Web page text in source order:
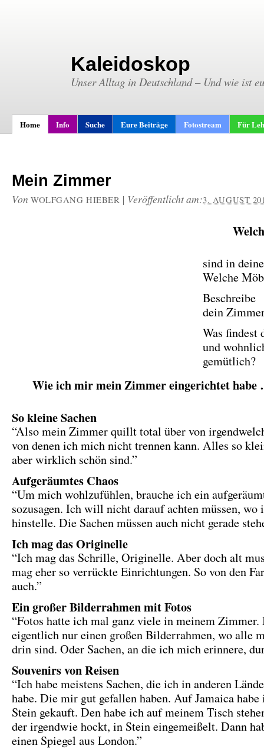
Kaleidoskop
Unser Alltag in Deutschland – Und wie ist
Home Info Suche Eure Beiträge Fotostream Für
Mein Zimmer
Von WOLFGANG HIEBER | Veröffentlicht am:3. AUGUST
sind in
Welche
Beschreibe
dein
Was findest
und
gemütlich?
Wie ich mir mein Zimmer eingerichtet
So kleine Sachen
“Also mein Zimmer quillt total über von
von denen ich mich nicht trennen kann. Alles so
aber wirklich schön sind.”
Aufgeräumtes Chaos
“Um mich wohlzufühlen, brauche ich ein
sozusagen. Ich will nicht darauf achten müssen, wo
hinstelle. Die Sachen müssen auch nicht gerade
Ich mag das Originelle
“Ich mag das Schrille, Originelle. Aber doch alt
mag eher so verrückte Einrichtungen. So von den
auch.”
Ein großer Bilderrahmen mit Fotos
“Fotos hatte ich mal ganz viele in meinem Zimmer.
eigentlich nur einen großen Bilderrahmen, wo alle
drin sind. Oder Sachen, an die ich mich erinnere,
Souvenirs von Reisen
“Ich habe meistens Sachen, die ich in anderen
habe. Die mir gut gefallen haben. Auf Jamaica habe
Stein gekauft. Den habe ich auf meinem Tisch
der irgendwie hockt, in Stein eingemeißelt. Dann
einen Spiegel aus London.”